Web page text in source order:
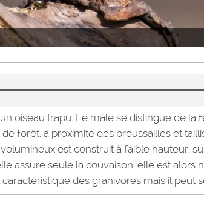
oiseau trapu. Le mâle se distingue de la
forêt, à proximité des broussailles et
volumineux est construit à faible hauteur,
assure seule la couvaison, elle est alors
des granivores mais il peut